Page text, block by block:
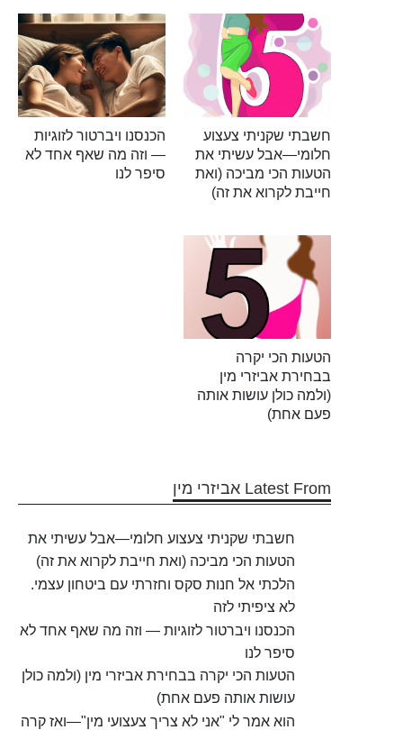
חשבתי שקניתי צעצוע
חלומי—אבל עשיתי את
הטעות הכי מביכה (ואת
חייבת לקרוא את זה)
הכנסנו ויברטור לזוגיות
— וזה מה שאף אחד לא
סיפר לנו
הטעות הכי יקרה
בבחירת אביזרי מין
(ולמה כולן עושות אותה
פעם אחת)
Latest From אביזרי מין
חשבתי שקניתי צעצוע חלומי—אבל עשיתי את
הטעות הכי מביכה (ואת חייבת לקרוא את זה)
הלכתי אל חנות סקס וחזרתי עם ביטחון עצמי.
לא ציפיתי לזה
הכנסנו ויברטור לזוגיות — וזה מה שאף אחד לא
סיפר לנו
הטעות הכי יקרה בבחירת אביזרי מין (ולמה כולן
עושות אותה פעם אחת)
הוא אמר לי "אני לא צריך צעצועי מין"—ואז קרה